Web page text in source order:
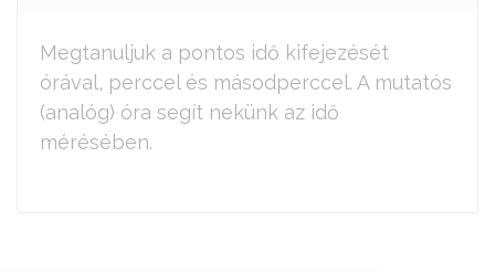
Megtanuljuk a pontos idő kifejezését
órával, perccel és másodperccel. A mutatós
(analóg) óra segít nekünk az idő
mérésében.